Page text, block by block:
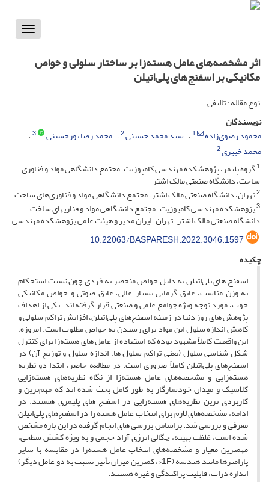
Toggle
اثر مشخصه‌های عامل هسته‌زا بر ساختار سلولی و خواص
مکانیکی بر اسفنج‌های پلی‌اتیلن
نوع مقاله : تالیفی
نویسندگان
محمود رضوی‌زاده
1 سید محمد حسینی2 محمد رضا پورحسینی 3
محمد خبیری2
1گروه پلیمر، پژوهشکده مهندسی کامپوزیت، مجتمع دانشگاهی مواد و فناوری
ساخت، دانشگاه صنعتی مالک اشتر
2تهران، دانشگاه صنعتی مالک اشتر، مجتمع دانشگاهی مواد و فناوری‌های ساخت
3پژوهشکده مهندسی کامپوزیت-مجتمع دانشگاهی مواد و فناریهای ساخت-
دانشگاه صنعتی مالک اشتر-تهران-ایران مدیر و هیئت علمی پژوهشکده مهندسی
10.22063/BASPARESH.2022.3046.1597
چکیده
اسفنج‎ های پلی‌اتیلن به­ دلیل خواص منحصر به فردی چون نسبت استحکام
به وزن مناسب، عایق گرمایی بسیار عالی، عایق صوتی و خواص مکانیکی
خوب، مورد توجه ویژه جوامع علمی و صنعتی قرار گرفته ­اند. یکی از اهداف
پژوهش ­های روز دنیا در زمینه اسفنج‌های پلی‌اتیلن، افزایش تراکم سلولی و
کاهش اندازه سلول این مواد برای رسیدن به خواص مطلوب است. امروزه،
این واقعیت کاملاً مشهود بوده که استفاده از عامل­ های هسته‌زا برای کنترل
شکل ­شناسی سلول (یعنی تراکم سلول‎ ها، اندازه سلول و توزیع آن) در
اسفنج‌های پلی‌اتیلن کاملاً ضروری است. در مطالعه حاضر، ابتدا دو نظریه
هسته‌زایی و مشخصه‌های عامل هسته‌زا از نگاه نظریه‌های هسته‌زایی
کلاسیک و میدان خودسازگار به‎ طور کامل بحث شده ­اند که مهم‌ترین و
کاربردی­ ترین نظریه‌های هسته‌زایی در اسفنج ‎های پلیمری هستند. در
ادامه، مشخصه‌های لازم برای انتخاب عامل هسته‎ زا در اسفنج‌های پلی‌اتیلن
معرفی و بررسی شد. براساس بررسی‎ های انجام­ گرفته در این باره مشخص
شده است، غلظت بهینه، چگالی انرژی آزاد حجمی و به ­­ویژه کشش سطحی،
مهم‎ترین معیار و مشخصه‌های انتخاب عامل هسته‌زا در مقایسه با سایر
پارامترها مانند هندسه (1F<، کمترین میزان تأثیر نسبت به دو عامل دیگر)
اندازه ذرات، قابلیت پراکندگی و غیره هستند.